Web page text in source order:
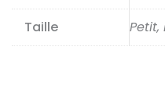
Taille Petit,